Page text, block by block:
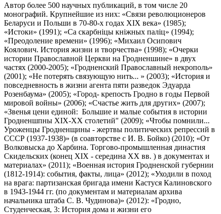
Автор более 500 научных публикаций, в том числе 20
моногра­фий. Крупнейшие из них: «Связи революционеров
Беларуси и Польши в 70-80-х годах XIX века» (1985);
«Истоки» (1991); «Са скарбнiцы кнiжных палiц» (1994);
«Преодоление времени» (1996); «Михаил Осипович
Коялович. История жизни и творчества» (1998); «Очерки
истории Православной Церкви на Гродненшине» в двух
частях (2000-2005); «Гродненский Православный некрополь»
(2001); «Не потерять связующую нить... » (2003); «История и
повседневность в жизни агента пяти разведок Эдуарда
Розенбаума» (2005); «Город- крепость Гродно в годы Первой
мировой войны» (2006); «Счастье жить для других» (2007);
«Звенья цени единой: Большие и малые события в истории
Гродненшпны ХIХ-ХХ столетий" (2009); «Чтобы помнили...
Уроженцы Гродненщины - жертвы политических репрессий в
СССР (1937-1938)» (в соавторстве с И. В. Бойко) (2010); «От
Волковыска до Харбина. Торгово-промышленная династия
Скидельских (конец XIX - середина XX вв. ) в документах и
материалах» (2011); «Военная история Гродненской губернии
(1812-1914): события, факты, лица» (2012); «Уходили в поход
на врага: партизанская бригада имени Кастуся Калиновского
в 1943-1944 гг. (по документам и материалам архива
начальника штаба С. В. Чудинова)» (2012): «Гродно,
Студенческая, 3: История дома и жизни его